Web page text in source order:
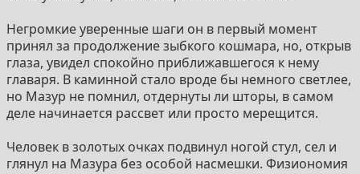
чтобы быть естественным, голос. Задохнувшись от
ярости, хотел что-то крикнуть, но горло перехватило.
Главарь, глядя ей в глаза с чуточку насмешливой
улыбкой, медленно погладил по груди, запустил руку
под футболку. Ольга смотрела ему в лицо совершенно
скользнула за пряжку джинсов, надолго там
задержавшись. Только щеки чуть порозовели.
Негромкие уверенные шаги он в первый момент
принял за продолжение зыбкого кошмара, но, открыв
глаза, увидел спокойно приближавшегося к нему
главаря. В каминной стало вроде бы немного светлее,
но Мазур не помнил, отдернуты ли шторы, в самом
деле начинается рассвет или просто мерещится.
Человек в золотых очках подвинул ногой стул, сел и
глянул на Мазура без особой насмешки. Физиономия